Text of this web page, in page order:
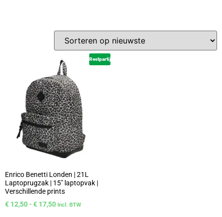
Restpartij
Enrico Benetti Londen | 21L
Laptoprugzak | 15″ laptopvak |
Verschillende prints
€ 12,50-€ 17,50 Incl. BTW